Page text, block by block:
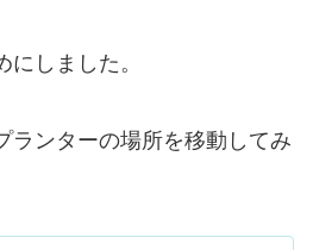
しました。
ランターの場所を移動してみ